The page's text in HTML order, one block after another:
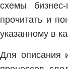
схемы
прочитать и
указанному в
Для описания